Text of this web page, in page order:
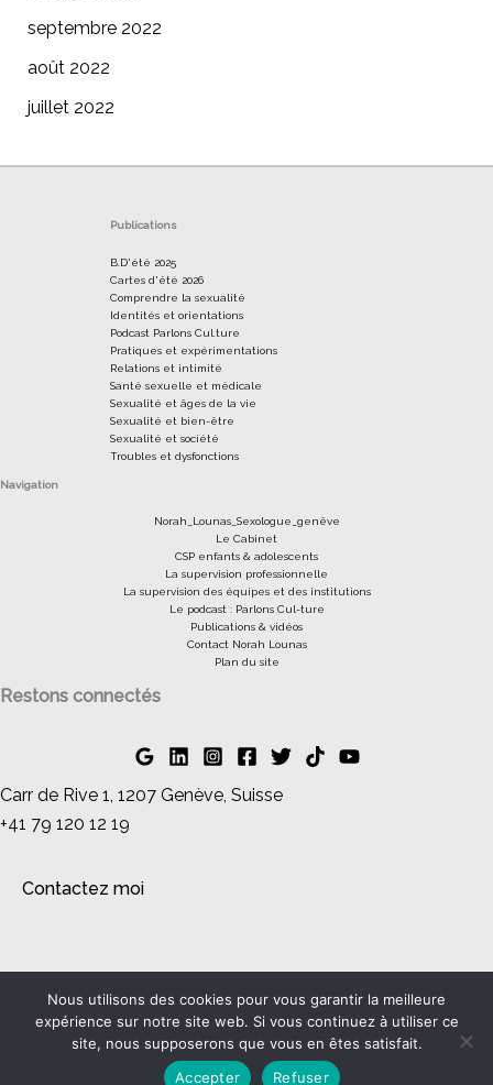
septembre 2022
août 2022
juillet 2022
Publications
B.D'été 2025
Cartes d'été 2026
Comprendre la sexualité
Identités et orientations
Podcast Parlons Cul.ture
Pratiques et expérimentations
Relations et intimité
Santé sexuelle et médicale
Sexualité et âges de la vie
Sexualité et bien-être
Sexualité et société
Troubles et dysfonctions
Navigation
Norah_Lounas_Sexologue_genêve
Le Cabinet
CSP enfants & adolescents
La supervision professionnelle
La supervision des équipes et des institutions
Le podcast : Parlons Cul-ture
Publications & vidéos
Contact Norah Lounas
Plan du site
Restons connectés
Carr de Rive 1, 1207 Genève, Suisse
+41 79 120 12 19
Contactez moi
Copyright © 2026 100NUANCES, la sexualité éventail par
Norah Lounas | Powered byThème WordPress Astra
Site réalisé parMarjorieML&Arkane Services
Nous utilisons des cookies pour vous garantir la meilleure
expérience sur notre site web. Si vous continuez à utiliser ce
site, nous supposerons que vous en êtes satisfait.
Accepter
Refuser